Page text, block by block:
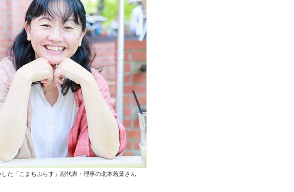
た「こまちぷらす」副代表・理事の北本若葉さん